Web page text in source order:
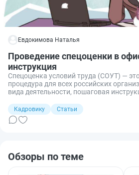
Евдокимова Наталья
Проведение спецоценки в
инструкция
Спецоценка условий труда (СОУТ) —
процедура для всех российских
вида деятельности, пошаговая
предприятии. Даже если это будет
факторы в большинстве случаев
Кадровику
Статьи
Обзоры по теме